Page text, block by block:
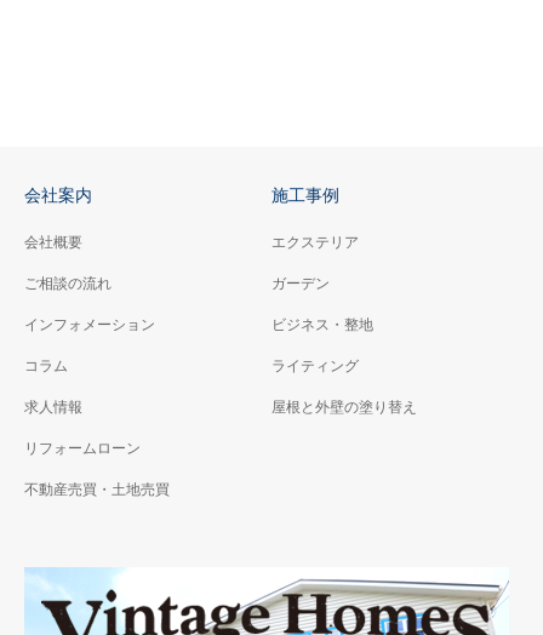
会社案内
会社概要
ご相談の流れ
インフォメーション
コラム
求人情報
リフォームローン
不動産売買・土地売買
施工事例
エクステリア
ガーデン
ビジネス・整地
ライティング
屋根と外壁の塗り替え